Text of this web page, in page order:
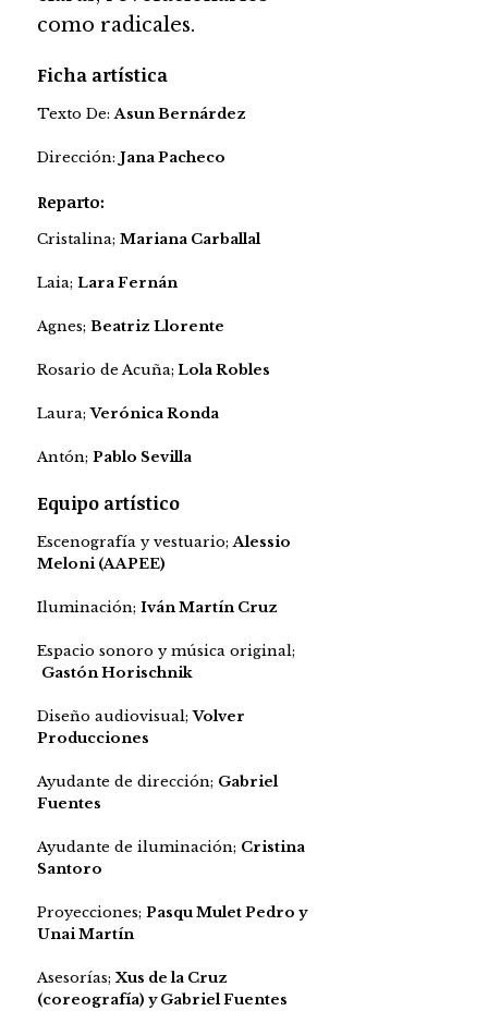
como radicales.
Ficha artística
Texto De:Asun Bernárdez
Dirección: Jana Pacheco
Reparto:
Cristalina; Mariana Carballal
Laia; Lara Fernán
Agnes; Beatriz Llorente
Rosario de Acuña;Lola Robles
Laura;Verónica Ronda
Antón; Pablo Sevilla
Equipo artístico
Escenografía y vestuario;Alessio
Meloni (AAPEE)
Iluminación; Iván Martín Cruz
Espacio sonoro y música original;
Gastón Horischnik
Diseño audiovisual;Volver
Producciones
Ayudante de dirección; Gabriel
Fuentes
Ayudante de iluminación; Cristina
Santoro
Proyecciones; Pasqu Mulet Pedro y
Unai Martín
Asesorías; Xus de la Cruz
(coreografía) y Gabriel Fuentes